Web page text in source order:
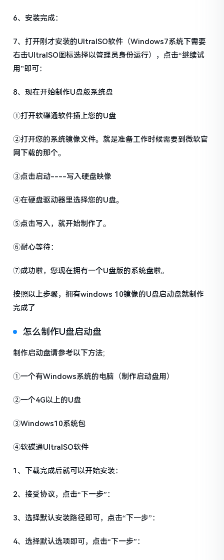
6、安装完成：
7、打开刚才安装的UltraISO软件（Windows7系统下需要
右击UltraISO图标选择以管理员身份运行），点击“继续试
用”即可：
8、现在开始制作U盘版系统盘
①打开软碟通软件插上您的U盘
②打开您的系统镜像文件。就是准备工作时候需要到微软官
网下载的那个。
③点击启动----写入硬盘映像
④在硬盘驱动器里选择您的U盘。
⑤点击写入，就开始制作了。
⑥耐心等待：
⑦成功啦，您现在拥有一个U盘版的系统盘啦。
按照以上步骤，拥有windows 10镜像的U盘启动盘就制作
完成了
怎么制作U盘启动盘
制作启动盘请参考以下方法;
①一个有Windows系统的电脑（制作启动盘用）
②一个4G以上的U盘
③Windows10系统包
④软碟通UltraISO软件
1、下载完成后就可以开始安装：
2、接受协议，点击“下一步”：
3、选择默认安装路径即可，点击“下一步”：
4、选择默认选项即可，点击“下一步”：